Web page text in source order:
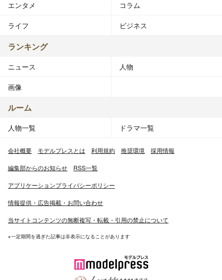
エンタメ コラム
ライフ ビジネス
ランキング
ニュース 人物
画像
ルーム
人物一覧 ドラマ一覧
会社概要 モデルプレスとは 利用規約 推奨環境 採用情報
編集部からのお知らせ RSS一覧
アプリケーションプライバシーポリシー
情報提供・広告掲載・お問い合わせ
当サイトコンテンツの無断複写・転載・引用の禁止について
※一定期間を過ぎた記事は非表示になることがあります